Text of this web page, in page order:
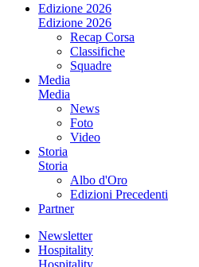
Edizione 2026
Edizione 2026
Recap Corsa
Classifiche
Squadre
Media
Media
News
Foto
Video
Storia
Storia
Albo d'Oro
Edizioni Precedenti
Partner
Newsletter
Hospitality
Hospitality